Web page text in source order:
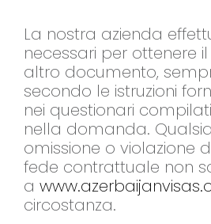
La nostra azienda
necessari per ottenere
altro documento,
secondo le istruzioni
nei questionari
nella domanda.
omissione o violazione
fede contrattuale non
a
circostanza.